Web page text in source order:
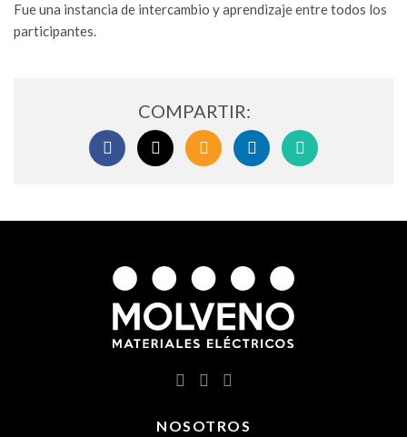
Fue una instancia de intercambio y aprendizaje entre todos los
participantes.
NOSOTROS